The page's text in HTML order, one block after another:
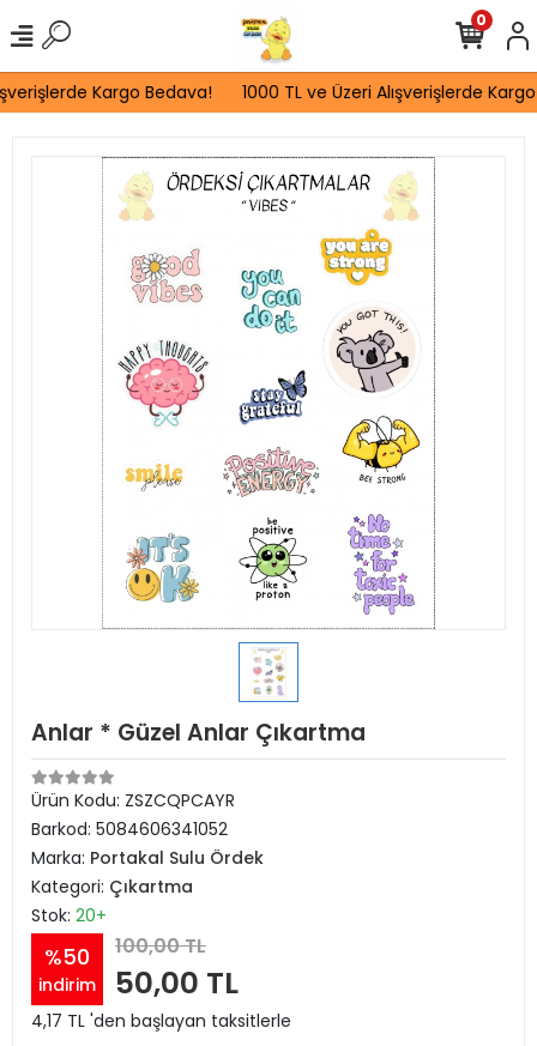
Kargo Bedava! 1000 TL ve Üzeri Alışverişlerde
0
Anlar * Güzel Anlar Çıkartma
Ürün Kodu: ZSZCQPCAYR
Barkod: 5084606341052
Marka: Portakal Sulu Ördek
Kategori: Çıkartma
Stok: 20+
%50
indirim
100,00 TL
50,00 TL
4,17 TL 'den başlayan taksitlerle